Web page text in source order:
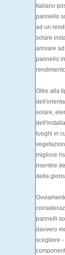
italiano
pannello
ad un
solare
arrivare
pannello
Oltre alla
solare,
luoghi in
migliore
risentire
della
pannelli
davvero
scegliere -